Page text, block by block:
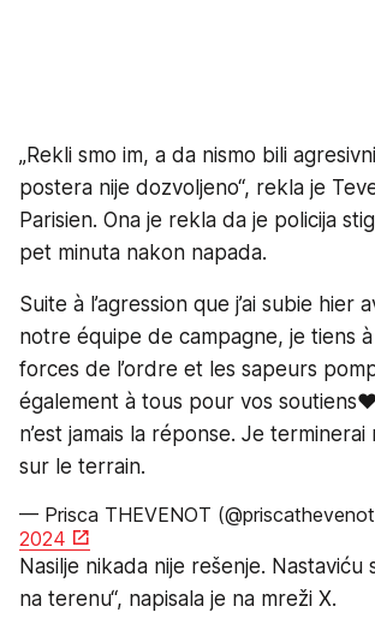
„Rekli smo im, a da nismo bili
postera nije dozvoljeno“, rekla je
Parisien. Ona je rekla da je policija
pet minuta nakon napada.
Suite à l’agression que j’ai subie hier
notre équipe de campagne, je tiens
forces de l’ordre et les sapeurs
également à tous pour vos
n’est jamais la réponse. Je terminerai
sur le terrain.
— Prisca THEVENOT
2024
Nasilje nikada nije rešenje. Nastaviću
na terenu“, napisala je na mreži X.